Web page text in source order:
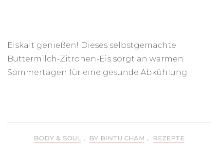
Eiskalt genießen! Dieses selbstgemachte
Buttermilch-Zitronen-Eis sorgt an warmen
Sommertagen für eine gesunde Abkühlung…
BODY & SOUL , BY BINTU CHAM , REZEPTE